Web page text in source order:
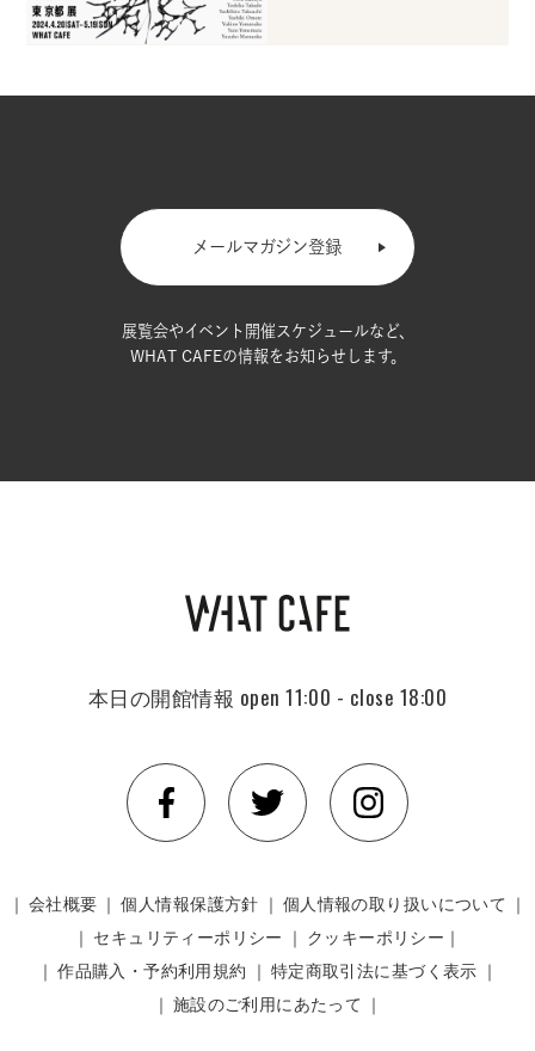
メールマガジン登録
展覧会やイベント開催スケジュールなど、
WHAT CAFEの情報をお知らせします。
本日の開館情報 open 11:00 - close 18:00
｜ 会社概要 ｜個人情報保護方針 ｜ 個人情報の取り扱いについて ｜
｜ セキュリティーポリシー ｜ クッキーポリシー｜
｜作品購入・予約利用規約 ｜ 特定商取引法に基づく表示 ｜
｜ 施設のご利用にあたって ｜